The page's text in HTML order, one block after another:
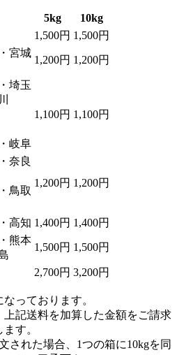
5kg
10kg
1,500円 1,500円
宮城
1,200円 1,200円
埼玉
岐阜
1,100円 1,100円
奈良
鳥取
1,200円 1,200円
高知 1,400円 1,400円
熊本
1,500円 1,500円
2,700円 3,200円
っております。
記送料を加算した金額をご請求
す。
された場合、1つの箱に10kgを同